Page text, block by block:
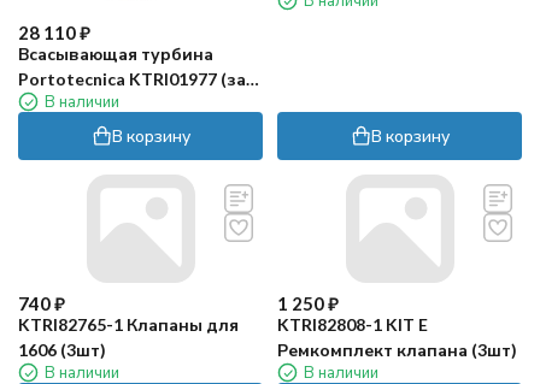
28 110₽
Всасывающая турбина
Portotecnica KTRI01977 (зам.
для MOMO00184)
В наличии
В корзину В корзину
740₽
KTRI82765-1 Клапаны для
1606 (3шт)
В наличии
1 250₽
KTRI82808-1 KIT E
Ремкомплект клапана (3шт)
В наличии